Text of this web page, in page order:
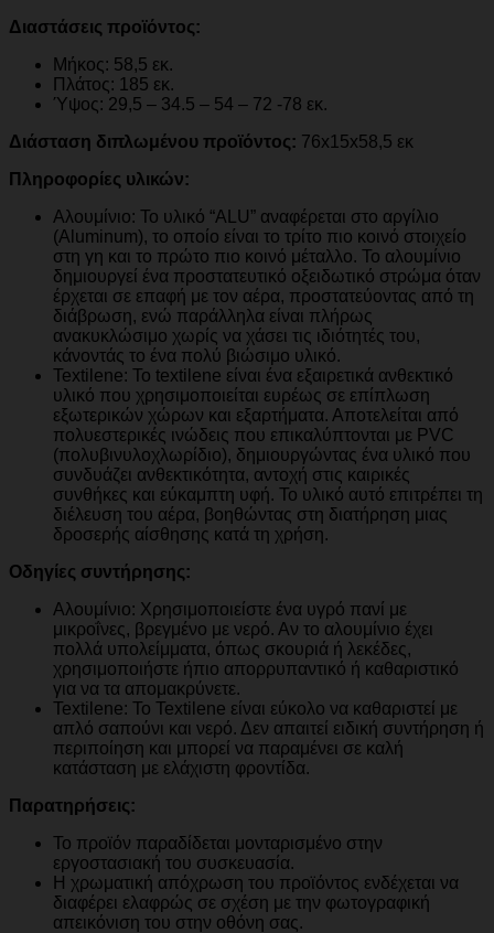
Διαστάσεις προϊόντος:
Μήκος: 58,5 εκ.
Πλάτος: 185 εκ.
Ύψος: 29,5 – 34.5 – 54 – 72 -78 εκ.
Διάσταση διπλωμένου προϊόντος: 76x15x58,5 εκ
Πληροφορίες υλικών:
Αλουμίνιο: Το υλικό “ALU” αναφέρεται στο αργίλιο
(Aluminum), το οποίο είναι το τρίτο πιο κοινό στοιχείο
στη γη και το πρώτο πιο κοινό μέταλλο. Το αλουμίνιο
δημιουργεί ένα προστατευτικό οξειδωτικό στρώμα όταν
έρχεται σε επαφή με τον αέρα, προστατεύοντας από τη
διάβρωση, ενώ παράλληλα είναι πλήρως
ανακυκλώσιμο χωρίς να χάσει τις ιδιότητές του,
κάνοντάς το ένα πολύ βιώσιμο υλικό.
Textilene: Το textilene είναι ένα εξαιρετικά ανθεκτικό
υλικό που χρησιμοποιείται ευρέως σε επίπλωση
εξωτερικών χώρων και εξαρτήματα. Αποτελείται από
πολυεστερικές ινώδεις που επικαλύπτονται με PVC
(πολυβινυλοχλωρίδιο), δημιουργώντας ένα υλικό που
συνδυάζει ανθεκτικότητα, αντοχή στις καιρικές
συνθήκες και εύκαμπτη υφή. Το υλικό αυτό επιτρέπει τη
διέλευση του αέρα, βοηθώντας στη διατήρηση μιας
δροσερής αίσθησης κατά τη χρήση.
Οδηγίες συντήρησης:
Αλουμίνιο: Χρησιμοποιείστε ένα υγρό πανί με
μικροΐνες, βρεγμένο με νερό. Αν το αλουμίνιο έχει
πολλά υπολείμματα, όπως σκουριά ή λεκέδες,
χρησιμοποιήστε ήπιο απορρυπαντικό ή καθαριστικό
για να τα απομακρύνετε.
Textilene: Το Textilene είναι εύκολο να καθαριστεί με
απλό σαπούνι και νερό. Δεν απαιτεί ειδική συντήρηση ή
περιποίηση και μπορεί να παραμένει σε καλή
κατάσταση με ελάχιστη φροντίδα.
Παρατηρήσεις:
Το προϊόν παραδίδεται μονταρισμένο στην
εργοστασιακή του συσκευασία.
Η χρωματική απόχρωση του προϊόντος ενδέχεται να
διαφέρει ελαφρώς σε σχέση με την φωτογραφική
απεικόνιση του στην οθόνη σας.